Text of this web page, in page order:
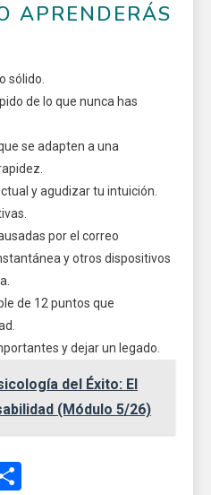
APRENDERÁS
sólido.
de lo que nunca has
se adapten a una
y agudizar tu intuición.
por el correo
y otros dispositivos
de 12 puntos que
y dejar un legado.
del Éxito: El
(Módulo 5/26)